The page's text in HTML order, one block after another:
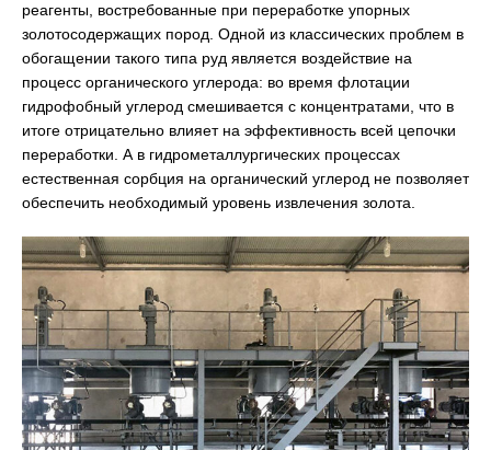
реагенты, востребованные при переработке упорных
золотосодержащих пород. Одной из классических проблем в
обогащении такого типа руд является воздействие на
процесс органического углерода: во время флотации
гидрофобный углерод смешивается с концентратами, что в
итоге отрицательно влияет на эффективность всей цепочки
переработки. А в гидрометаллургических процессах
естественная сорбция на органический углерод не позволяет
обеспечить необходимый уровень извлечения золота.